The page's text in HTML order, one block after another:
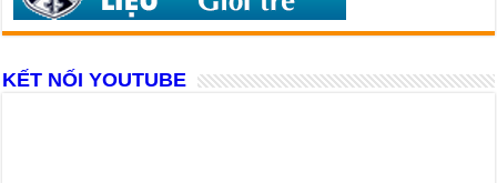
KẾT NỐI YOUTUBE